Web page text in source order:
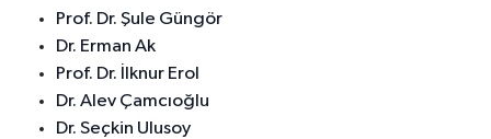
Prof. Dr. Şule Güngör
Dr. Erman Ak
Prof. Dr. İlknur Erol
Dr. Alev Çamcıoğlu
Dr. Seçkin Ulusoy